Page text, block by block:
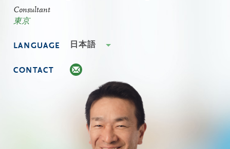
Consultant
東京
LANGUAGE 日本語
CONTACT